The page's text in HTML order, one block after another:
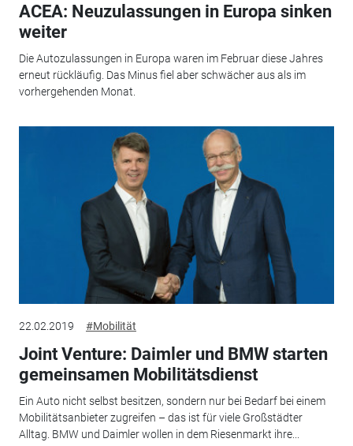
ACEA: Neuzulassungen in Europa sinken
weiter
Die Autozulassungen in Europa waren im Februar diese Jahres
erneut rückläufig. Das Minus fiel aber schwächer aus als im
vorhergehenden Monat.
22.02.2019 #Mobilität
Joint Venture: Daimler und BMW starten
gemeinsamen Mobilitätsdienst
Ein Auto nicht selbst besitzen, sondern nur bei Bedarf bei einem
Mobilitätsanbieter zugreifen – das ist für viele Großstädter
Alltag. BMW und Daimler wollen in dem Riesenmarkt ihre...